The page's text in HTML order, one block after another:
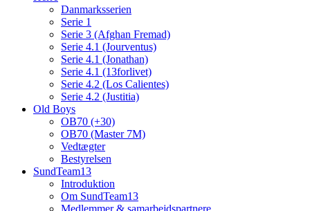
Danmarksserien
Serie 1
Serie 3 (Afghan Fremad)
Serie 4.1 (Jourventus)
Serie 4.1 (Jonathan)
Serie 4.1 (13forlivet)
Serie 4.2 (Los Calientes)
Serie 4.2 (Justitia)
Old Boys
OB70 (+30)
OB70 (Master 7M)
Vedtægter
Bestyrelsen
SundTeam13
Introduktion
Om SundTeam13
Medlemmer & samarbejdspartnere